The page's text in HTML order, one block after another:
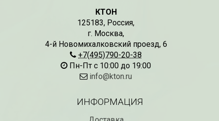
КТОН
125183, Россия,
г. Москва,
4-й Новомихалковский проезд, 6
+7(495)790-20-38
Пн-Пт с 10:00 до 19:00
info@kton.ru
ИНФОРМАЦИЯ